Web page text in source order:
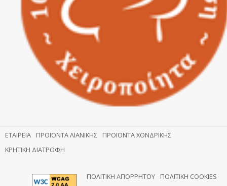
ΕΤΑΙΡΕΊΑ ΠΡΟΪΌΝΤΑ ΛΙΑΝΙΚΉΣ
ΠΡΟΪΌΝΤΑ ΧΟΝΔΡΙΚΉΣ
ΚΡΗΤΙΚΉ ΔΙΑΤΡΟΦΉ
ΠΟΛΙΤΙΚΉ ΑΠΟΡΡΉΤΟΥ ΠΟΛΙΤΙΚΉ COOKIES